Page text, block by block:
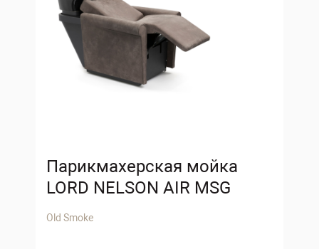
Парикмахерская мойка
LORD NELSON AIR MSG
Old Smoke